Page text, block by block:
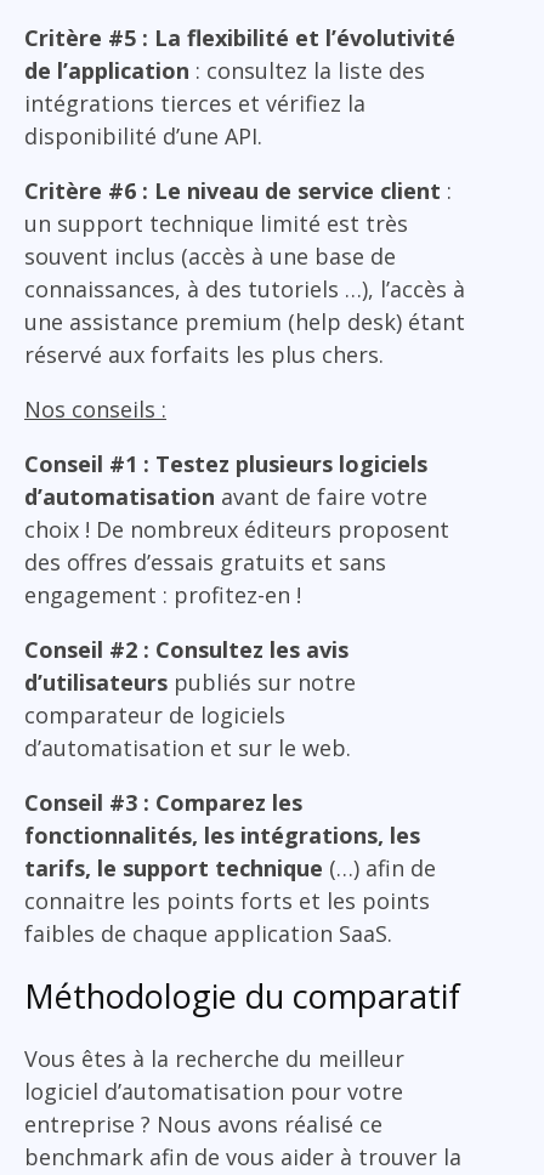
Critère #5 : La flexibilité et l’évolutivité
de l’application : consultez la liste des
intégrations tierces et vérifiez la
disponibilité d’une API.
Critère #6 : Le niveau de service client :
un support technique limité est très
souvent inclus (accès à une base de
connaissances, à des tutoriels …), l’accès à
une assistance premium (help desk) étant
réservé aux forfaits les plus chers.
Nos conseils :
Conseil #1 : Testez plusieurs logiciels
d’automatisation avant de faire votre
choix ! De nombreux éditeurs proposent
des offres d’essais gratuits et sans
engagement : profitez-en !
Conseil #2 : Consultez les avis
d’utilisateurs publiés sur notre
comparateur de logiciels
d’automatisation et sur le web.
Conseil #3 : Comparez les
fonctionnalités, les intégrations, les
tarifs, le support technique (…) afin de
connaitre les points forts et les points
faibles de chaque application SaaS.
Méthodologie du comparatif
Vous êtes à la recherche du meilleur
logiciel d’automatisation pour votre
entreprise ? Nous avons réalisé ce
benchmark afin de vous aider à trouver la